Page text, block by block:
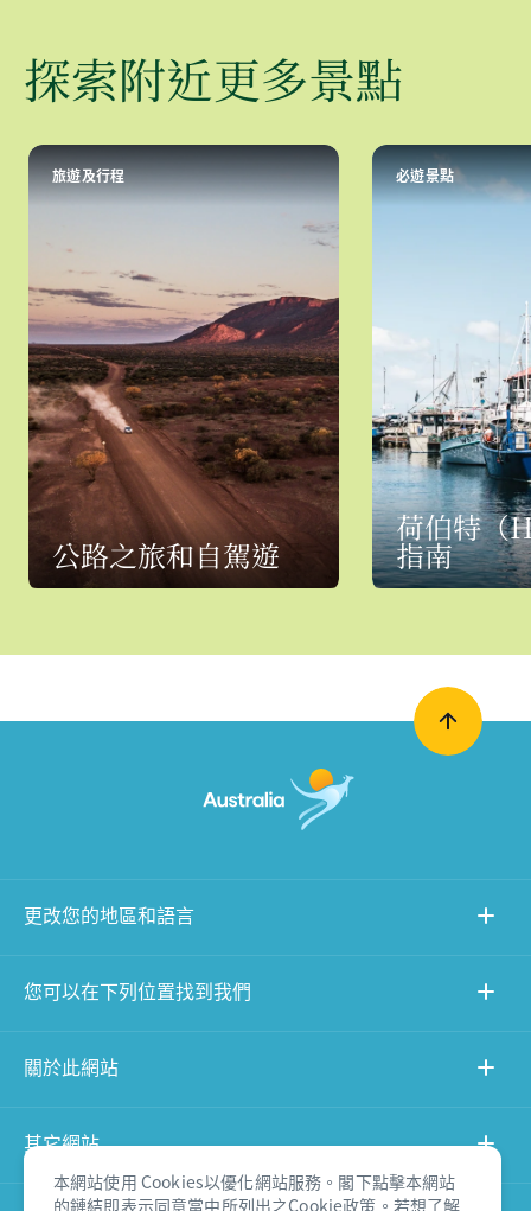
探索附近更多景點
旅遊及行程
公路之旅和自駕遊
必遊景點
荷伯特（
指南
本網站使用 Cookies以優化網站服務。閣下點擊本網站
的鏈結即表示同意當中所列出之Cookie政策。若想了解
更改您的地區和語言
您可以在下列位置找到我們
關於此網站
其它網站